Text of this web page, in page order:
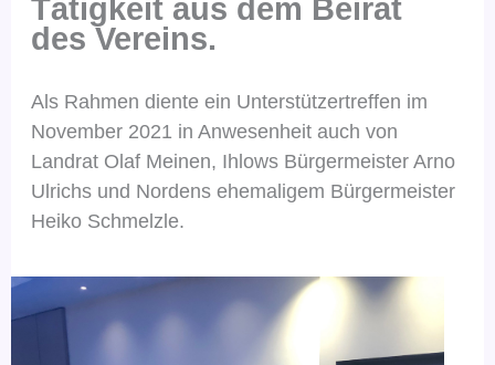
Tätigkeit aus dem Beirat
des Vereins.
Als Rahmen diente ein Unterstützertreffen im
November 2021 in Anwesenheit auch von
Landrat Olaf Meinen, Ihlows Bürgermeister Arno
Ulrichs und Nordens ehemaligem Bürgermeister
Heiko Schmelzle.